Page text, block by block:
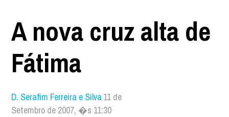
A nova cruz alta de
Fátima
D. Serafim Ferreira e Silva11 de
Setembro de 2007, �s 11:30